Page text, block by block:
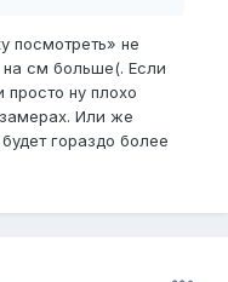
посмотреть» не
см больше(. Если
ну плохо
Или же
гораздо более